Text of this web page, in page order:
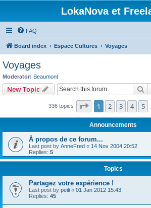
LokaNova et
FAQ
Board index Espace Cultures Voyages
Voyages
Moderator: Beaumont
New Topic
336 topics Page 1of 7
1 2 3 4 5
Announcements
À propos de ce forum...
Last post by AnneFred « 14 Nov 2004 20:52
Replies: 5
Topics
Partagez votre expérience !
Last post by peili « 01 Jan 2012 15:43
Replies: 45